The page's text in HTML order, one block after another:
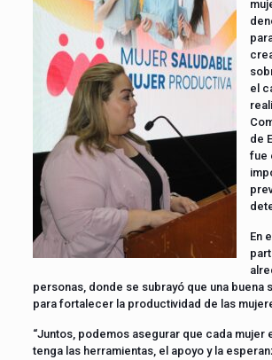
el
de
fue
En
personas, donde se subrayó que una buena
para fortalecer la productividad de las
“Juntos, podemos asegurar que cada mujer
tenga las herramientas, el apoyo y la